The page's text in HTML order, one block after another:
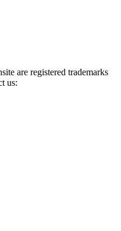
are registered trademarks
us: